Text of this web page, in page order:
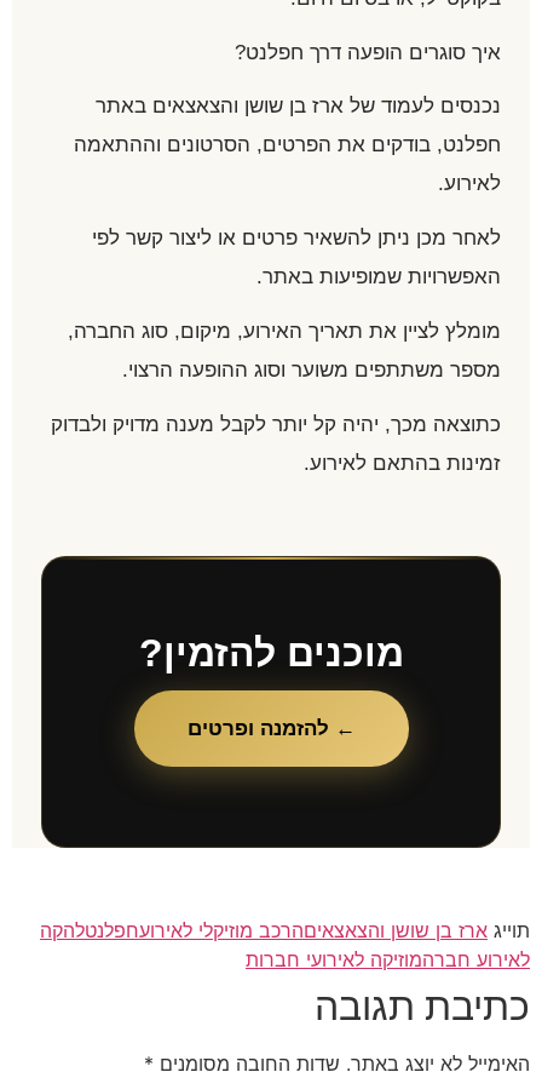
איך סוגרים הופעה דרך חפלנט?
נכנסים לעמוד של ארז בן שושן והצאצאים באתר
חפלנט, בודקים את הפרטים, הסרטונים וההתאמה
לאירוע.
לאחר מכן ניתן להשאיר פרטים או ליצור קשר לפי
האפשרויות שמופיעות באתר.
מומלץ לציין את תאריך האירוע, מיקום, סוג החברה,
מספר משתתפים משוער וסוג ההופעה הרצוי.
כתוצאה מכך, יהיה קל יותר לקבל מענה מדויק ולבדוק
זמינות בהתאם לאירוע.
מוכנים להזמין?
← להזמנה ופרטים
תוייג ארז בן שושן והצאצאיםהרכב מוזיקלי לאירועחפלנטלהקה
לאירוע חברהמוזיקה לאירועי חברות
כתיבת תגובה
האימייל לא יוצג באתר. שדות החובה מסומנים *